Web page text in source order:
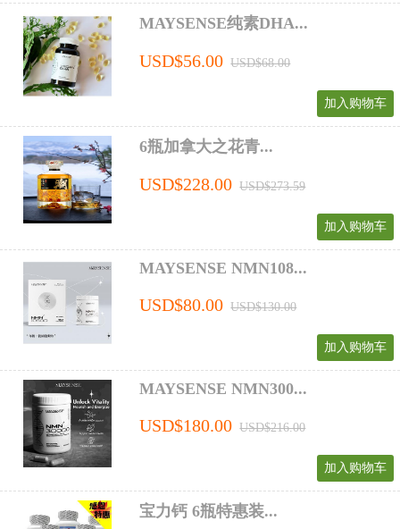
MAYSENSE纯素DHA...
USD$56.00 USD$68.00
加入购物车
6瓶加拿大之花青...
USD$228.00 USD$273.59
加入购物车
MAYSENSE NMN108...
USD$80.00 USD$130.00
加入购物车
MAYSENSE NMN300...
USD$180.00 USD$216.00
加入购物车
宝力钙 6瓶特惠装...